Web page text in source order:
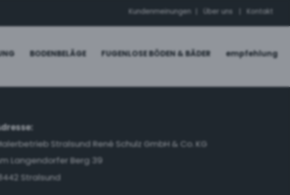
Kundenmeinungen Über uns Kontakt
BODENBELÄGE FUGENLOSE BÖDEN & BÄDER empfehlung
Stralsund René Schulz GmbH & Co. KG
Langendorfer Berg 39
Stralsund